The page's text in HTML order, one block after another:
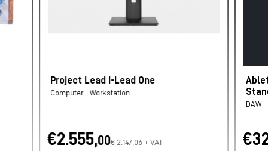
Project Lead I-Lead One
Computer - Workstation
€2.555,00€ 2.147,06 + VAT
DAW